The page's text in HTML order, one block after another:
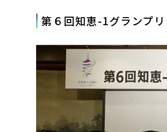
第６回知恵-1グランプ